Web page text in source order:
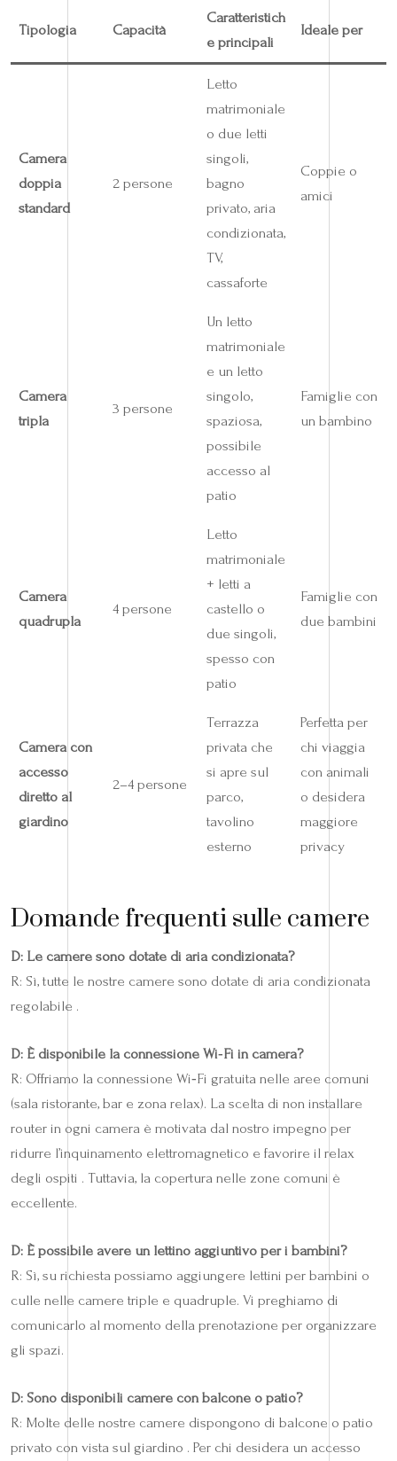
Tipologia Capacità
Caratteristich
e principali
Ideale per
Camera
doppia
standard
2 persone
Letto
matrimoniale
o due letti
singoli,
bagno
privato, aria
condizionata,
TV,
cassaforte
Coppie o
amici
Camera
tripla
3 persone
Un letto
matrimoniale
e un letto
singolo,
spaziosa,
possibile
accesso al
patio
Famiglie con
un bambino
Camera
quadrupla
4 persone
Letto
matrimoniale
+ letti a
castello o
due singoli,
spesso con
patio
Famiglie con
due bambini
Camera con
accesso
diretto al
giardino
2–4 persone
Terrazza
privata che
si apre sul
parco,
tavolino
esterno
Perfetta per
chi viaggia
con animali
o desidera
maggiore
privacy
Domande frequenti sulle camere
D: Le camere sono dotate di aria condizionata?
R: Sì, tutte le nostre camere sono dotate di aria condizionata
regolabile .
D: È disponibile la connessione Wi‑Fi in camera?
R: Offriamo la connessione Wi‑Fi gratuita nelle aree comuni
(sala ristorante, bar e zona relax). La scelta di non installare
router in ogni camera è motivata dal nostro impegno per
ridurre l’inquinamento elettromagnetico e favorire il relax
degli ospiti . Tuttavia, la copertura nelle zone comuni è
eccellente.
D: È possibile avere un lettino aggiuntivo per i bambini?
R: Sì, su richiesta possiamo aggiungere lettini per bambini o
culle nelle camere triple e quadruple. Vi preghiamo di
comunicarlo al momento della prenotazione per organizzare
gli spazi.
D: Sono disponibili camere con balcone o patio?
R: Molte delle nostre camere dispongono di balcone o patio
privato con vista sul giardino . Per chi desidera un accesso